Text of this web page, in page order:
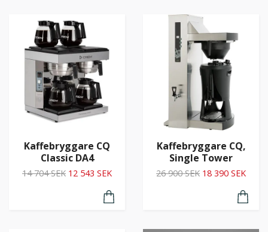
Kaffebryggare CQ
Classic DA4
14 704 SEK 12 543 SEK
Kaffebryggare CQ,
Single Tower
26 900 SEK 18 390 SEK